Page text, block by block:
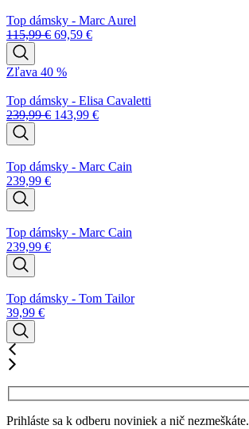
Top dámsky - Marc Aurel
115,99€ 69,59 €
Zľava 40 %
Top dámsky - Elisa Cavaletti
239,99€ 143,99 €
Top dámsky - Marc Cain
239,99 €
Top dámsky - Marc Cain
239,99 €
Top dámsky - Tom Tailor
39,99 €
Prihláste sa k odberu noviniek a nič nezmeškáte.